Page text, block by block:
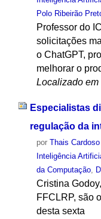
Polo Ribeirão
Professor do
solicitações
o ChatGPT,
melhorar o
Localizado em
Especialistas
regulação da
por Thais Cardoso
Inteligência
da Computação,
Cristina
FFCLRP, são
desta sexta